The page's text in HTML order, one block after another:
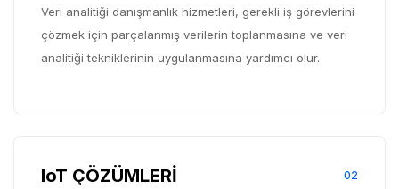
Veri analitiği danışmanlık hizmetleri, gerekli iş görevlerini
çözmek için parçalanmış verilerin toplanmasına ve veri
analitiği tekniklerinin uygulanmasına yardımcı olur.
IoT ÇÖZÜMLERİ 02